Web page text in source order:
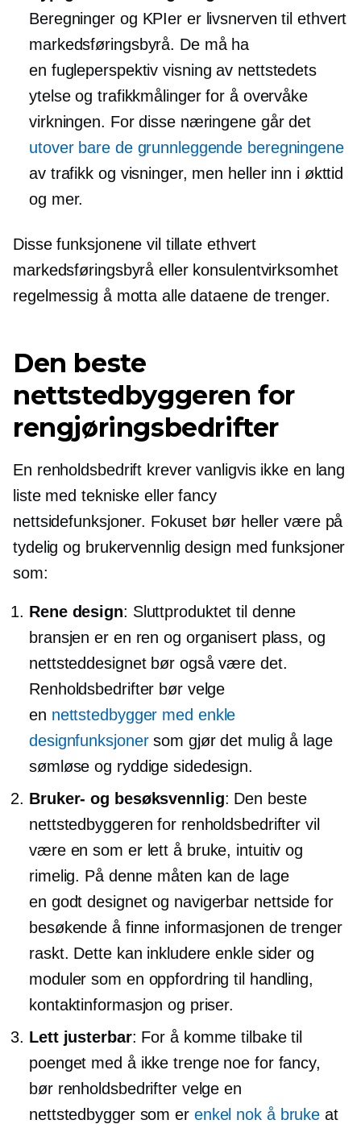
Beregninger og KPIer er livsnerven til ethvert
markedsføringsbyrå. De må ha
en fugleperspektiv visning av nettstedets
ytelse og trafikkmålinger for å overvåke
virkningen. For disse næringene går det
utover bare de grunnleggende beregningene
av trafikk og visninger, men heller inn i økttid
og mer.
Disse funksjonene vil tillate ethvert
markedsføringsbyrå eller konsulentvirksomhet
regelmessig å motta alle dataene de trenger.
Den beste
nettstedbyggeren for
rengjøringsbedrifter
En renholdsbedrift krever vanligvis ikke en lang
liste med tekniske eller fancy
nettsidefunksjoner. Fokuset bør heller være på
tydelig og brukervennlig design med funksjoner
som:
Rene design: Sluttproduktet til denne
bransjen er en ren og organisert plass, og
nettsteddesignet bør også være det.
Renholdsbedrifter bør velge
en nettstedbygger med enkle
designfunksjonersom gjør det mulig å lage
sømløse og ryddige sidedesign.
Bruker- og besøksvennlig: Den beste
nettstedbyggeren for renholdsbedrifter vil
være en som er lett å bruke, intuitiv og
rimelig. På denne måten kan de lage
en godt designetog navigerbar nettside for
besøkende å finne informasjonen de trenger
raskt. Dette kan inkludere enkle sider og
moduler som en oppfordring til handling,
kontaktinformasjon og priser.
Lett justerbar: For å komme tilbake til
poenget med å ikke trenge noe for fancy,
bør renholdsbedrifter velge en
nettstedbygger som er enkel nok å bruke at